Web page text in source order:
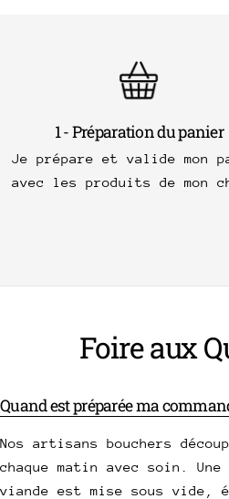
1 - Préparation du panier
Je prépare et valide mon
avec les produits de mon
Foire aux
Quand est préparée ma
Nos artisans bouchers
chaque matin avec soin.
viande est mise sous vide,